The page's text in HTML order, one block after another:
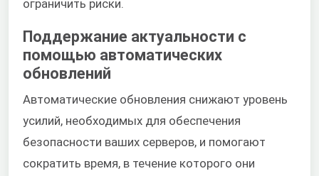
ограничить риски.
Поддержание актуальности с
помощью автоматических
обновлений
Автоматические обновления снижают уровень
усилий, необходимых для обеспечения
безопасности ваших серверов, и помогают
сократить время, в течение которого они